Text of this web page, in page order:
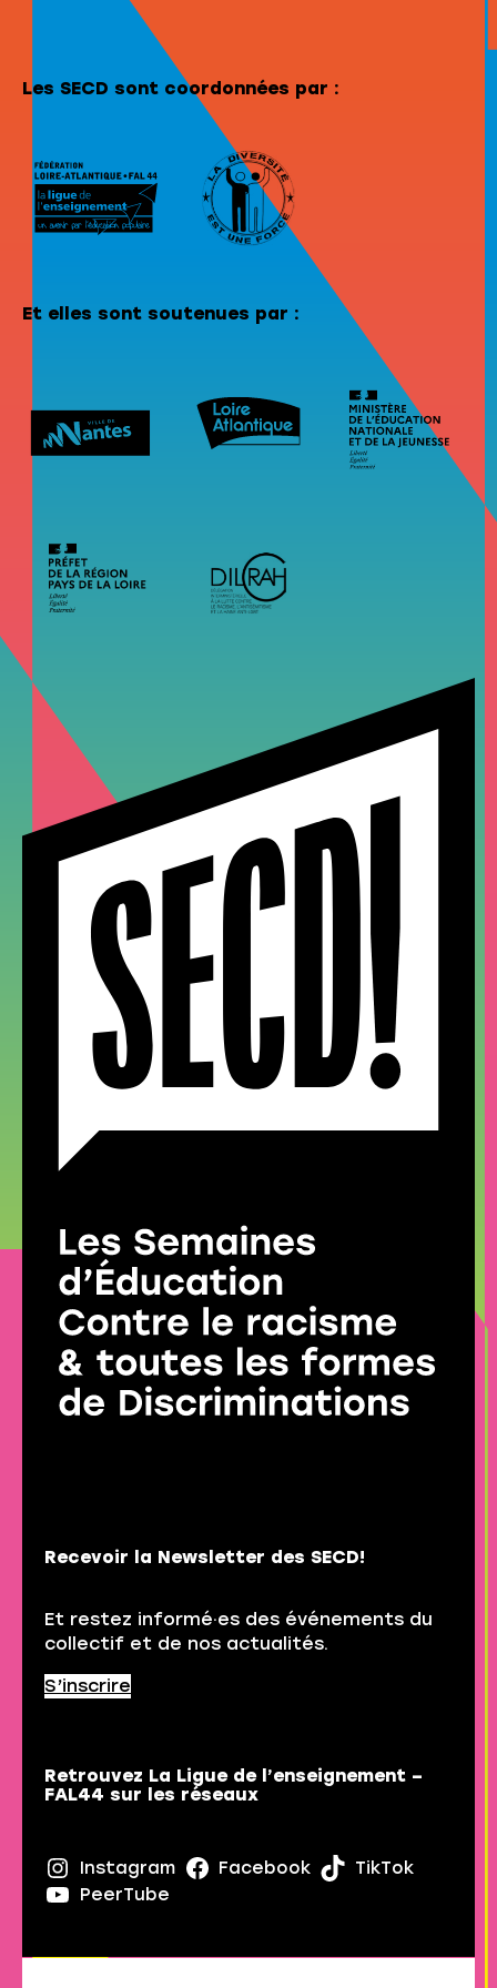
Les SECD sont coordonnées par :
Et elles sont soutenues par :
Recevoir la Newsletter des SECD!
Et restez informé·es des événements du
collectif et de nos actualités.
S’inscrire
Retrouvez La Ligue de l’enseignement –
FAL44 sur les réseaux
Instagram Facebook
TikTok
PeerTube